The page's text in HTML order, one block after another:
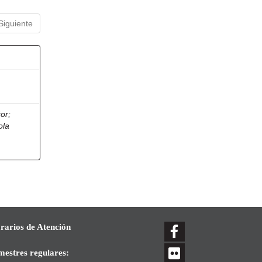
;
de Atención
regulares: